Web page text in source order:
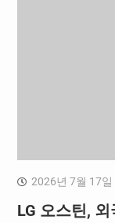
2026년 7월 17일
LG 오스틴,